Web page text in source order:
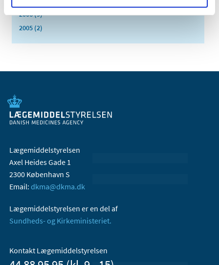
2006 (9)
2005 (2)
Lægemiddelstyrelsen
Axel Heides Gade 1
2300 København S
Email: dkma@dkma.dk
Lægemiddelstyrelsen er en del af
Sundheds- og Kirkeministeriet.
Kontakt Lægemiddelstyrelsen